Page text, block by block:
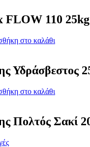
FLOW 110 25kg
στο καλάθι
Υδράσβεστος
στο καλάθι
Πολτός Σακί